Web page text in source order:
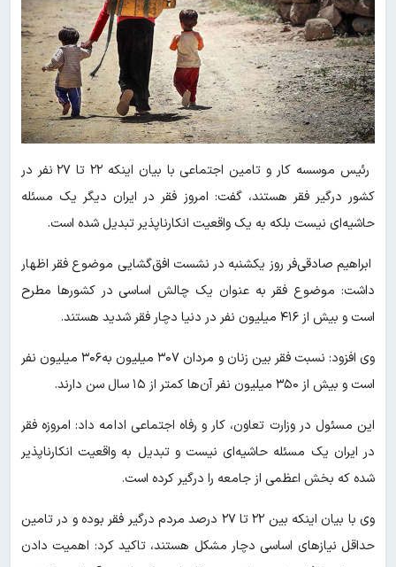
رئیس موسسه کار و تامین اجتماعی با بیان اینکه ۲۲ تا ۲۷ نفر در
کشور درگیر فقر هستند، گفت: امروز فقر در ایران دیگر یک مسئله
حاشیه‌ای نیست بلکه به یک واقعیت انکارناپذیر تبدیل شده است.
ابراهیم صادقی‌فر روز یکشنبه در نشست افق‌گشایی موضوع فقر اظهار
داشت: موضوع فقر به عنوان یک چالش اساسی در کشورها مطرح
است و بیش از ۴۱۶ میلیون نفر در دنیا دچار فقر شدید هستند.
وی افزود: نسبت فقر بین زنان و مردان ۳۰۷ میلیون به۳۰۶ میلیون نفر
است و بیش از ۳۵۰ میلیون نفر آن‌ها کمتر از ۱۵ سال سن دارند.
این مسئول در وزارت تعاون، کار و رفاه اجتماعی ادامه داد: امروزه فقر
در ایران یک مسئله حاشیه‌ای نیست و تبدیل به واقعیت انکارناپذیر
شده که بخش اعظمی از جامعه را درگیر کرده است.
وی با بیان اینکه بین ۲۲ تا ۲۷ درصد مردم درگیر فقر بوده و در تامین
حداقل نیازهای اساسی دچار مشکل هستند، تاکید کرد: اهمیت دادن